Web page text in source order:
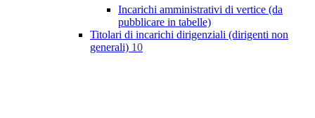
Incarichi amministrativi di vertice (da
pubblicare in tabelle)
Titolari di incarichi dirigenziali (dirigenti non
generali) 10